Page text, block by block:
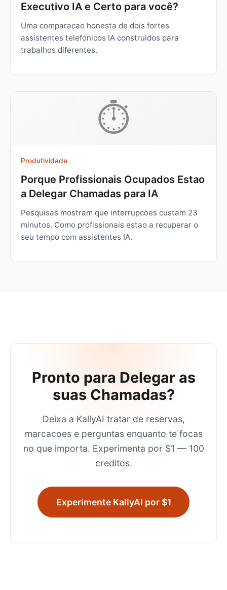
Executivo IA e Certo para você?
Uma comparacao honesta de dois fortes
assistentes telefonicos IA construidos para
trabalhos diferentes.
⏱️
Produtividade
Porque Profissionais Ocupados Estao
a Delegar Chamadas para IA
Pesquisas mostram que interrupcoes custam 23
minutos. Como profissionais estao a recuperar o
seu tempo com assistentes IA.
Pronto para Delegar as
suas Chamadas?
Deixa a KallyAI tratar de reservas,
marcacoes e perguntas enquanto te focas
no que importa. Experimenta por $1 — 100
creditos.
Experimente KallyAI por $1